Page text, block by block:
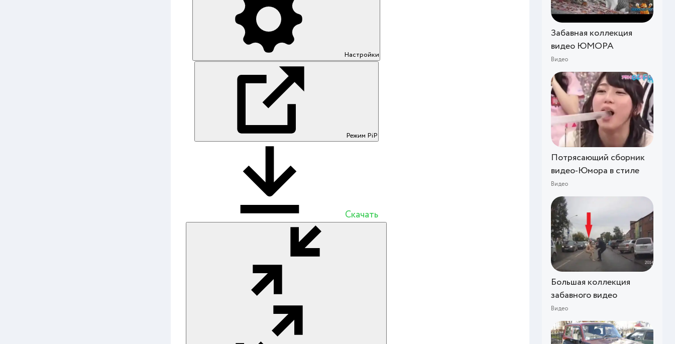
Забавная коллекция
видео ЮМОРА
Видео
Потрясающий сборник
видео-Юмора в стиле
Видео
Большая коллекция
забавного видео
Видео
Настройки
Режим PiP
Скачать